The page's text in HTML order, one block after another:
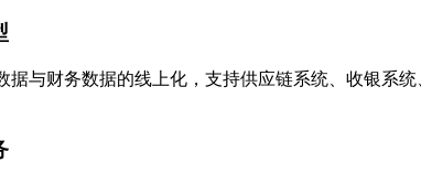
据与财务数据的线上化，支持供应链系统、收银系